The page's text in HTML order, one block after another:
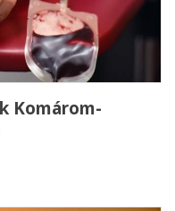
Komárom-